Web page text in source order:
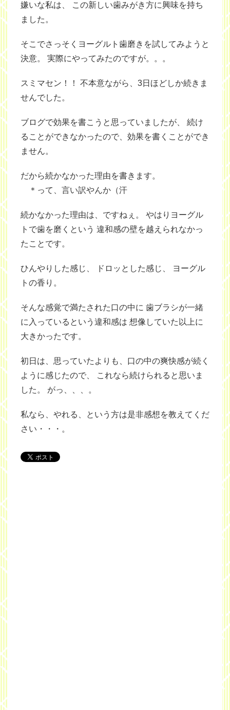
嫌いな私は、 この新しい歯みがき方に興味を持ち
ました。
そこでさっそくヨーグルト歯磨きを試してみようと
決意。 実際にやってみたのですが。。。
スミマセン！！ 不本意ながら、3日ほどしか続きま
せんでした。
ブログで効果を書こうと思っていましたが、 続け
ることができなかったので、効果を書くことができ
ません。
だから続かなかった理由を書きます。
＊って、言い訳やんか（汗
続かなかった理由は、ですねぇ。 やはりヨーグル
トで歯を磨くという 違和感の壁を越えられなかっ
たことです。
ひんやりした感じ、 ドロッとした感じ、 ヨーグル
トの香り。
そんな感覚で満たされた口の中に 歯ブラシが一緒
に入っているという違和感は 想像していた以上に
大きかったです。
初日は、思っていたよりも、口の中の爽快感が続く
ように感じたので、 これなら続けられると思いま
した。 がっ、、、。
私なら、やれる、という方は是非感想を教えてくだ
さい・・・。